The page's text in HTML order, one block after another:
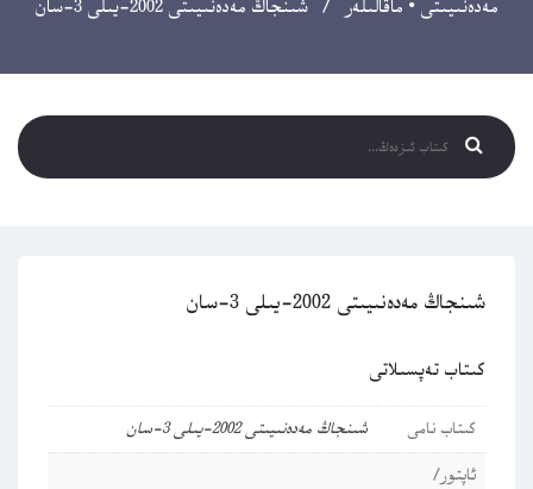
مەدەنىيىتى • ماقالىلەر / شىنجاڭ مەدەنىيىتى 2002-يىلى 3-سان
شىنجاڭ مەدەنىيىتى 2002-يىلى 3-سان
كىتاب تەپسىلاتى
كىتاب نامى
شىنجاڭ مەدەنىيىتى 2002-يىلى 3-سان
ئاپتور/